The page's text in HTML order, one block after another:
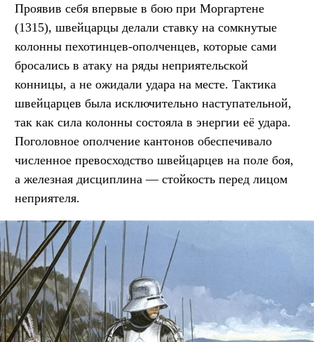
Проявив себя впервые в бою при Моргартене
(1315), швейцарцы делали ставку на сомкнутые
колонны пехотинцев-ополченцев, которые сами
бросались в атаку на ряды неприятельской
конницы, а не ожидали удара на месте. Тактика
швейцарцев была исключительно наступательной,
так как сила колонны состояла в энергии её удара.
Поголовное ополчение кантонов обеспечивало
численное превосходство швейцарцев на поле боя,
а железная дисциплина — стойкость перед лицом
неприятеля.